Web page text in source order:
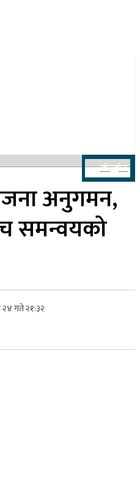
खोज्नुहोस
अनुगमन,
समन्वयको
२४ गते २१:३२